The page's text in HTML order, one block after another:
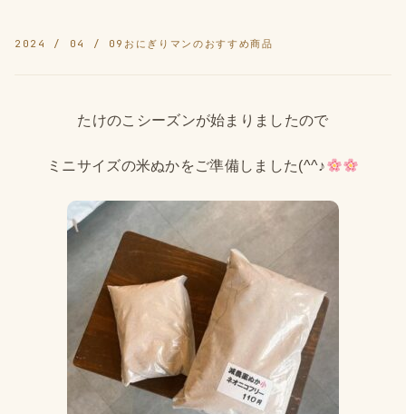
2024 / 04 / 09 おにぎりマンのおすすめ商品
たけのこシーズンが始まりましたので
ミニサイズの米ぬかをご準備しました(^^♪